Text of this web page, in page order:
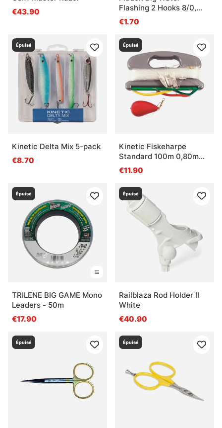
€43.90
Flashing 2 Hooks 8/0,
Blue
€1.70
Épuisé
Kinetic Delta Mix 5-pack
€8.70
Épuisé
Kinetic Fiskeharpe
Standard 100m 0,80mm
300g
€11.90
Épuisé
TRILENE BIG GAME Mono
Leaders - 50m
€17.90
Épuisé
Railblaza Rod Holder II
White
€40.90
Épuisé Épuisé